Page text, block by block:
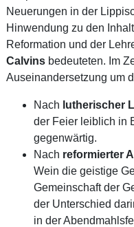
Neuerungen in der
Hinwendung zu den
Reformation und der
Calvinsbedeuteten. Im
Auseinandersetzung um
Nach lutherischer
der Feier leiblich in
gegenwärtig.
Nach reformierter
Wein die geistige
Gemeinschaft der
der Unterschied
in der